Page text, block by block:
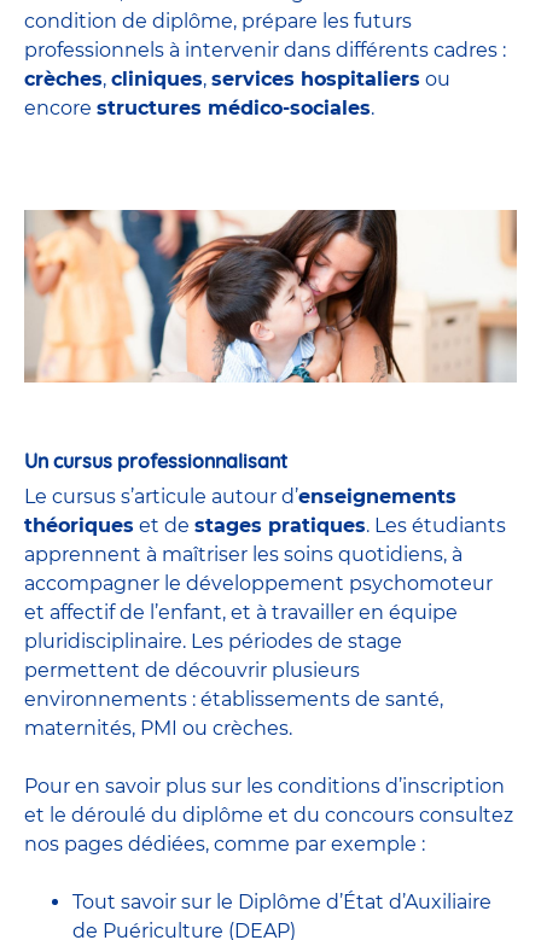
condition de diplôme, prépare les futurs
professionnels à intervenir dans différents cadres :
crèches, cliniques, services hospitaliers ou
encore structures médico-sociales.
Un cursus professionnalisant
Le cursus s’articule autour d’enseignements
théoriques et de stages pratiques. Les étudiants
apprennent à maîtriser les soins quotidiens, à
accompagner le développement psychomoteur
et affectif de l’enfant, et à travailler en équipe
pluridisciplinaire. Les périodes de stage
permettent de découvrir plusieurs
environnements : établissements de santé,
maternités, PMI ou crèches.
Pour en savoir plus sur les conditions d’inscription
et le déroulé du diplôme et du concours consultez
nos pages dédiées, comme par exemple :
Tout savoir sur le Diplôme d’État d’Auxiliaire
de Puériculture (DEAP)